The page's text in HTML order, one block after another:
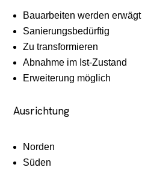
Bauarbeiten werden erwägt
Sanierungsbedürftig
Zu transformieren
Abnahme im Ist-Zustand
Erweiterung möglich
Ausrichtung
Norden
Süden